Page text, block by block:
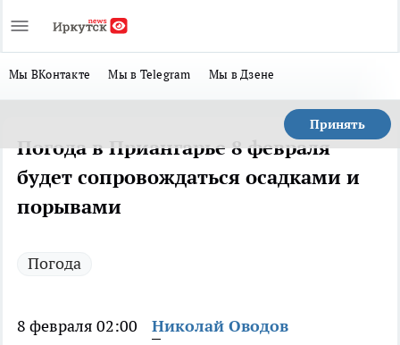
Мы ВКонтакте Мы в Telegram Мы в Дзене
Принять
Погода в Приангарье 8 февраля
будет сопровождаться осадками и
порывами
Погода
8 февраля 02:00 Николай Оводов